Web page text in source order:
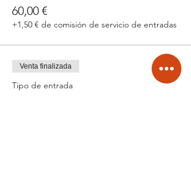
60,00 €
+1,50 € de comisión de servicio de entradas
Venta finalizada
Tipo de entrada